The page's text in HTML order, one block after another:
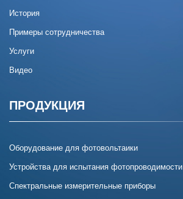
История
Примеры сотрудничества
Услуги
Видео
ПРОДУКЦИЯ
Оборудование для фотовольтаики
Устройства для испытания фотопроводимости
Спектральные измерительные приборы